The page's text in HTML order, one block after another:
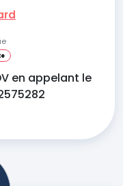
en appelant le